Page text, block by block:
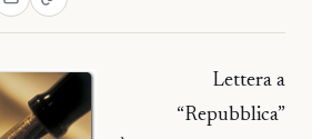
Lettera a
“Repubblica”